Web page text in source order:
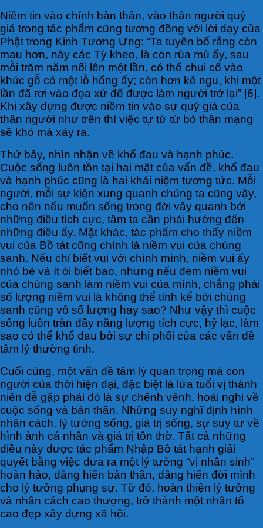
Niềm tin vào chính bản thân, vào thân người quý
giá trong tác phẩm cũng tương đồng với lời dạy của
Phật trong Kinh Tương Ưng: “Ta tuyên bố rằng còn
mau hơn, này các Tỳ kheo, là con rùa mù ấy, sau
mỗi trăm năm nổi lên một lần, có thể chui cổ vào
khúc gỗ có một lỗ hổng ấy; còn hơn kẻ ngu, khi một
lần đã rơi vào đọa xứ để được làm người trở lại” [6].
Khi xây dựng được niềm tin vào sự quý giá của
thân người như trên thì việc tự tử từ bỏ thân mạng
sẽ khó mà xảy ra.
Thứ bảy, nhìn nhận về khổ đau và hạnh phúc.
Cuộc sống luôn tồn tại hai mặt của vấn đề, khổ đau
và hạnh phúc cũng là hai khái niệm tương tức. Mỗi
người, mỗi sự kiện xung quanh chúng ta cũng vậy,
cho nên nếu muốn sống trong đời vây quanh bởi
những điều tích cực, tâm ta cần phải hướng đến
những điều ấy. Mặt khác, tác phẩm cho thấy niềm
vui của Bồ tát cũng chính là niềm vui của chúng
sanh. Nếu chỉ biết vui với chính mình, niềm vui ấy
nhỏ bé và ít ỏi biết bao, nhưng nếu đem niềm vui
của chúng sanh làm niềm vui của mình, chẳng phải
số lượng niềm vui là không thể tính kể bởi chúng
sanh cũng vô số lượng hay sao? Như vậy thì cuộc
sống luôn tràn đầy năng lượng tích cực, hỷ lạc, làm
sao có thể khổ đau bởi sự chi phối của các vấn đề
tâm lý thường tình.
Cuối cùng, một vấn đề tâm lý quan trọng mà con
người của thời hiện đại, đặc biệt là lứa tuổi vị thành
niên dễ gặp phải đó là sự chênh vênh, hoài nghi về
cuộc sống và bản thân. Những suy nghĩ định hình
nhân cách, lý tưởng sống, giá trị sống, sự suy tư về
hình ảnh cá nhân và giá trị tôn thờ. Tất cả những
điều này được tác phẩm Nhập Bồ tát hạnh giải
quyết bằng việc đưa ra một lý tưởng “vị nhân sinh”
hoàn hảo, dâng hiến bản thân, dâng hiến đời mình
cho lý tưởng phụng sự. Từ đó, hoàn thiện lý tưởng
và nhân cách cao thượng, trở thành một nhân tố
cao đẹp xây dựng xã hội.